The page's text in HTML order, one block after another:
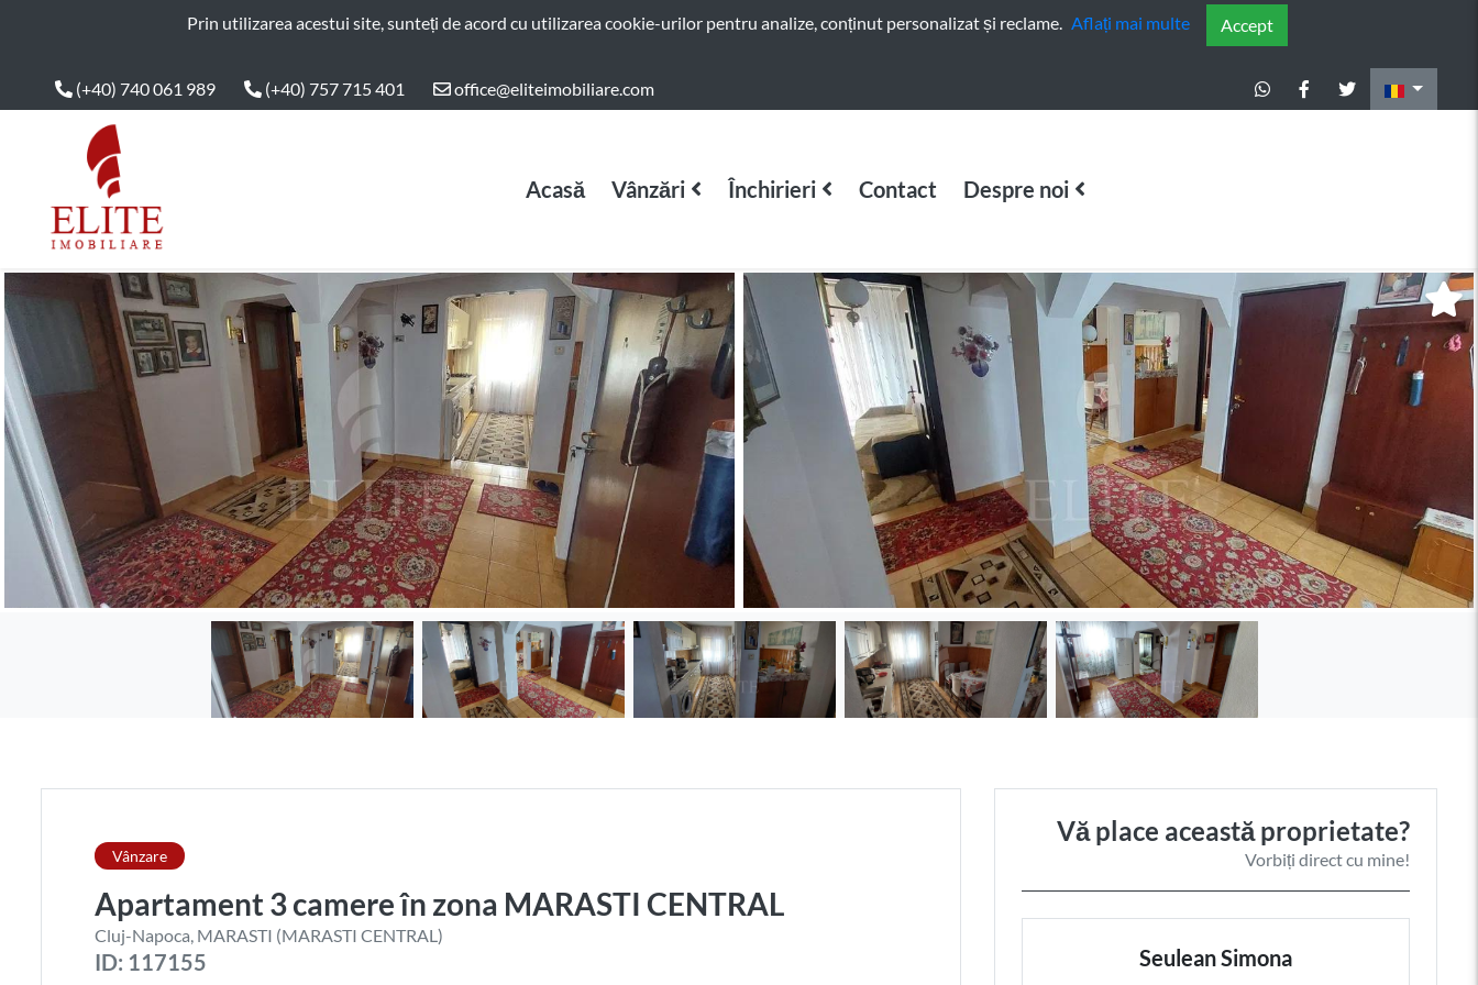
ELITE IMOBILIAREPrin utilizarea acestui site, sunteți de acord cu utilizarea cookie-urilor pentru analize, conținut personalizat și reclame. Aflați mai multe Accept
(+40) 740 061 989 (+40) 757 715 401 office@eliteimobiliare.com
Main Nav Acasă Vânzări Închirieri Contact Despre noi
Vânzare
Apartament 3 camere în zona MARASTI CENTRAL
Cluj-Napoca, MARASTI (MARASTI CENTRAL)
ID: 117155
Vă place această proprietate?
Vorbiți direct cu mine!
Seulean Simona